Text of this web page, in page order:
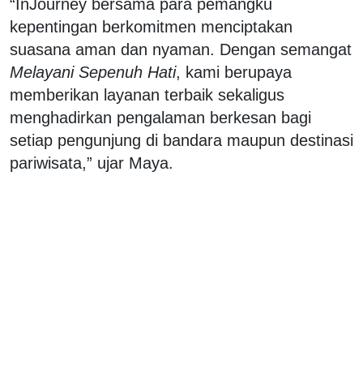
“InJourney bersama para pemangku
kepentingan berkomitmen menciptakan
suasana aman dan nyaman. Dengan semangat
Melayani Sepenuh Hati, kami berupaya
memberikan layanan terbaik sekaligus
menghadirkan pengalaman berkesan bagi
setiap pengunjung di bandara maupun destinasi
pariwisata,” ujar Maya.